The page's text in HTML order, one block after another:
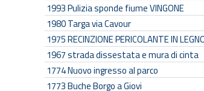
1993Pulizia sponde fiume VINGONE
1980Targa via Cavour
1975RECINZIONE PERICOLANTE IN
1967strada dissestata e mura di cinta
1774Nuovo ingresso al parco
1773Buche Borgo a Giovi